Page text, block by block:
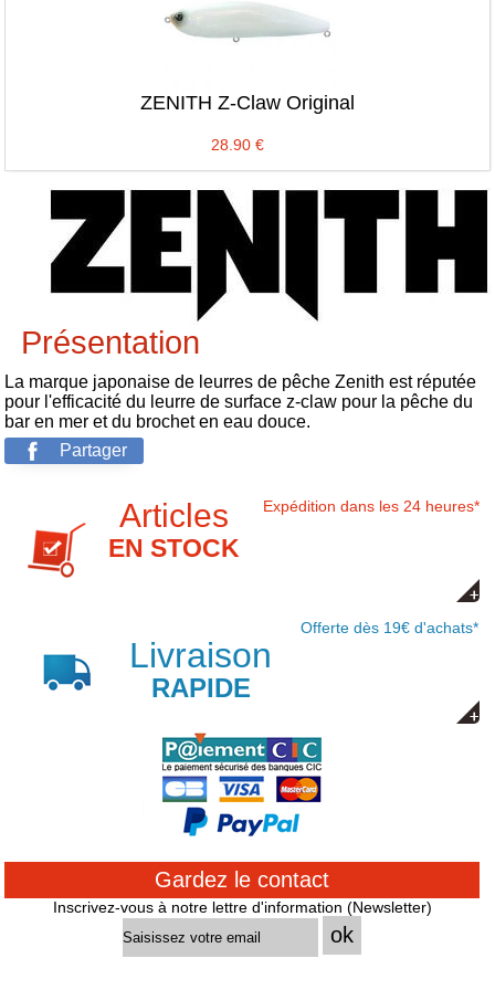
Présentation
La marque japonaise de leurres de pêche Zenith est réputée
pour l'efficacité du leurre de surface z-claw pour la pêche du
bar en mer et du brochet en eau douce.
ZENITH Z-Claw Original
28.90 €
Partager
Articles
EN STOCK
Expédition dans les 24 heures*
Livraison
RAPIDE
Offerte dès 19€ d'achats*
Gardez le contact
Inscrivez-vous à notre lettre d'information (Newsletter)